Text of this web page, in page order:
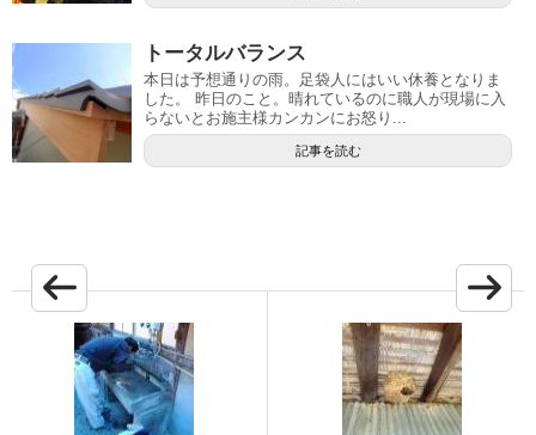
トータルバランス
本日は予想通りの雨。足袋人にはいい休養となりま
した。 昨日のこと。晴れているのに職人が現場に入
らないとお施主様カンカンにお怒り...
記事を読む